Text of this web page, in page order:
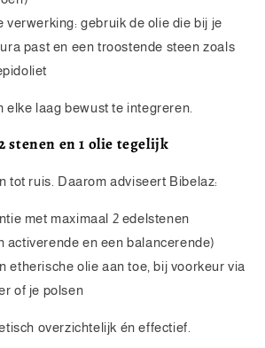
verwerking: gebruik de olie die bij je
past en een troostende steen zoals
elke laag bewust te integreren.
stenen en 1 olie tegelijk
tot ruis. Daarom adviseert Bibelaz:
met maximaal 2 edelstenen
activerende en een balancerende)
etherische olie aan toe, bij voorkeur via
of je polsen
overzichtelijk én effectief.